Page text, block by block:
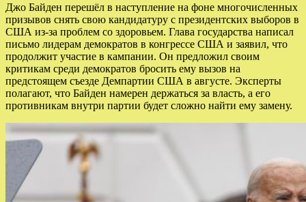
Джо Байден перешёл в наступление на фоне многочисленных
призывов снять свою кандидатуру с президентских выборов в
США из-за проблем со здоровьем. Глава государства написал
письмо лидерам демократов в конгрессе США и заявил, что
продолжит участие в кампании. Он предложил своим
критикам среди демократов бросить ему вызов на
предстоящем съезде Демпартии США в августе. Эксперты
полагают, что Байден намерен держаться за власть, а его
противникам внутри партии будет сложно найти ему замену.